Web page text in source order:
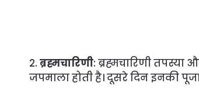
2. ब्रह्मचारिणी: ब्रह्मचारिणी
जपमाला होती है। दूसरे दिन इनकी